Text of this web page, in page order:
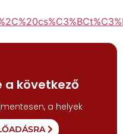
a következő
a helyek